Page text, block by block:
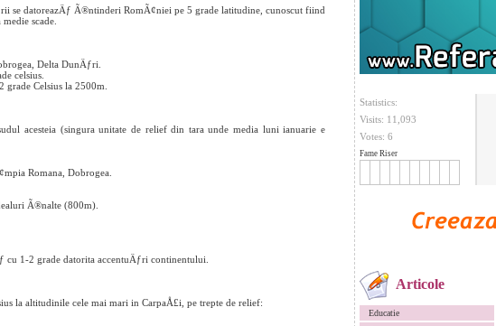
Statistics:
Visits: 11,093
Votes: 6
Fame Riser
Articole
Educatie
se datoreazÄƒ Ã®ntinderi RomÃ¢niei pe 5 grade latitudine, cunoscut fiind
scade.
Delta DunÄƒri.
celsius.
Celsius la 2500m.
acesteia (singura unitate de relief din tara unde media luni ianuarie e
Romana, Dobrogea.
Ã®nalte (800m).
1-2 grade datorita accentuÄƒri continentului.
la altitudinile cele mai mari in CarpaÅ£i, pe trepte de relief: